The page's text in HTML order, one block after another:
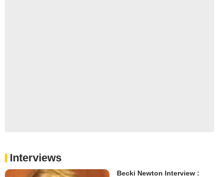
Interviews
Becki Newton Interview :